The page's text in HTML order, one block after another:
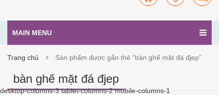
MAIN MENU
Trang chủ Sản phẩm được gắn thẻ “bàn ghế mặt đá đjep”
bàn ghế mặt đá đjep
desktop-columns-3 tablet-columns-2 mobile-columns-1